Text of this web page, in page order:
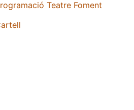
Teatre Foment